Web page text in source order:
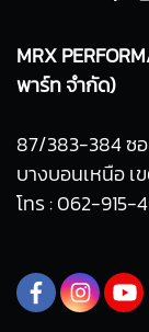
MRX
พาร์ท จำกัด)
87/383-384 ซ
บางบอนเหนือ เ
โทร : 062-915-